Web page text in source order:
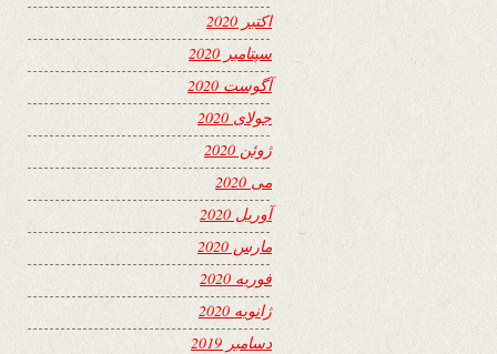
اکتبر 2020
سپتامبر 2020
آگوست 2020
جولای 2020
ژوئن 2020
می 2020
آوریل 2020
مارس 2020
فوریه 2020
ژانویه 2020
دسامبر 2019